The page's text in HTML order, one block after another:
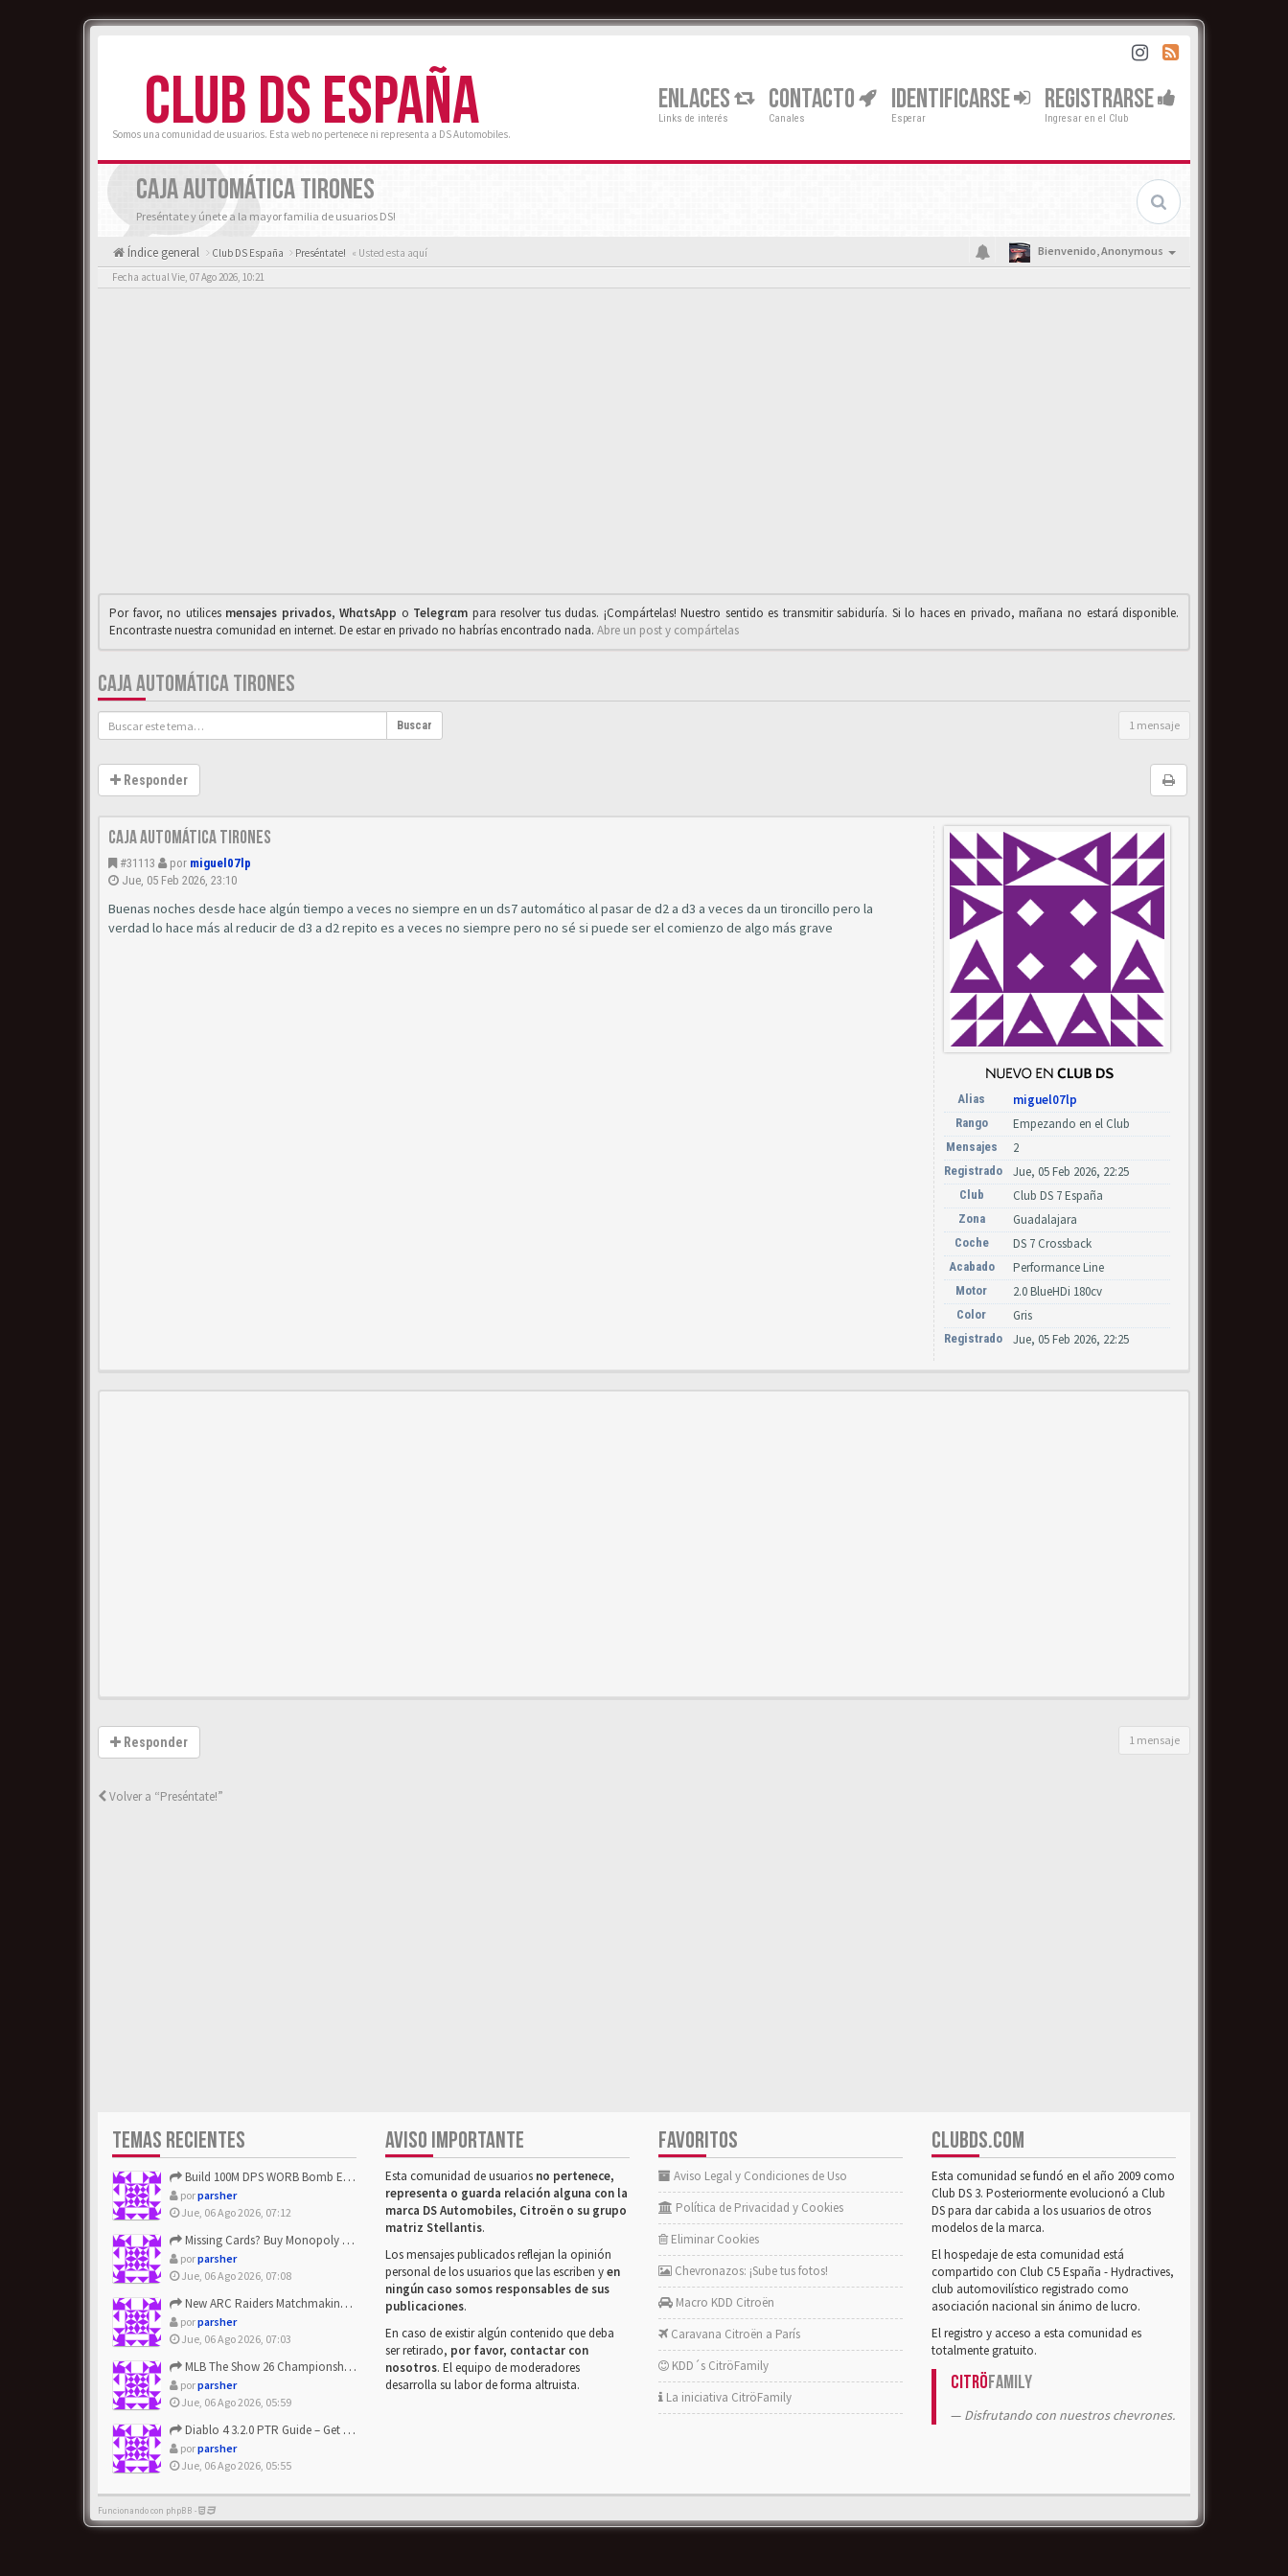
CLUB DS ESPAÑA
Somos una comunidad de usuarios. Esta web no pertenece ni representa a DS Automobiles.
ENLACES
Links de interés
CONTACTO
Canales
IDENTIFICARSE
Esperar
REGISTRARSE
Ingresar en el Club
CAJA AUTOMÁTICA TIRONES
Preséntate y únete a la mayor familia de usuarios DS!
Índice general Club DS España Preséntate! « Usted esta aquí Bienvenido,Anonymous
Fecha actual Vie, 07 Ago 2026, 10:21
Por favor, no utilices mensajes privados,WhαtsApp o Telegrαm para resolver tus dudas. ¡Compártelas! Nuestro sentido es transmitir sabiduría. Si lo haces en privado, mañana no estará disponible.
Encontraste nuestra comunidad en internet. De estar en privado no habrías encontrado nada. Abre un post y compártelas
CAJA AUTOMÁTICA TIRONES
Buscar 1 mensaje
Responder
Caja automática tirones
#31113 por miguel07lp
Jue, 05 Feb 2026, 23:10
Buenas noches desde hace algún tiempo a veces no siempre en un ds7 automático al pasar de d2 a d3 a veces da un tironcillo pero la
verdad lo hace más al reducir de d3 a d2 repito es a veces no siempre pero no sé si puede ser el comienzo de algo más grave
Alias miguel07lp
Rango Empezando en el Club
Mensajes 2
Registrado Jue, 05 Feb 2026, 22:25
Club Club DS 7 España
Zona Guadalajara
Coche DS 7 Crossback
Acabado Performance Line
Motor 2.0 BlueHDi 180cv
Color Gris
Registrado Jue, 05 Feb 2026, 22:25
Responder 1 mensaje
Volver a “Preséntate!”
TEMAS RECIENTES
Build 100M DPS WORB Bomb Elementalist Fast - Grab POE Curren...
porparsher
Jue, 06 Ago 2026, 07:12
Missing Cards? Buy Monopoly Go Happy Harvest with Looney Tun...
porparsher
Jue, 06 Ago 2026, 07:08
New ARC Raiders Matchmaking Update: Stop Failed - Grab Bluep...
porparsher
Jue, 06 Ago 2026, 07:03
MLB The Show 26 Championship Series Update! Get Cheap & ...
porparsher
Jue, 06 Ago 2026, 05:59
Diablo 4 3.2.0 PTR Guide – Get 8% Off Items Quickly to Test ...
porparsher
Jue, 06 Ago 2026, 05:55
AVISO IMPORTANTE
Esta comunidad de usuarios no pertenece,
representa o guarda relación alguna con la
marca DS Automobiles, Citroën o su grupo
matriz Stellantis.
Los mensajes publicados reflejan la opinión
personal de los usuarios que las escriben yen
ningún caso somos responsables de sus
publicaciones.
En caso de existir algún contenido que deba
ser retirado, por favor, contactar con
nosotros. El equipo de moderadores
desarrolla su labor de forma altruista.
FAVORITOS
Aviso Legal y Condiciones de Uso
Política de Privacidad y Cookies
Eliminar Cookies
Chevronazos: ¡Sube tus fotos!
Macro KDD Citroën
Caravana Citroën a París
KDD´s CitröFamily
La iniciativa CitröFamily
CLUBDS.COM
Esta comunidad se fundó en el año 2009 como
Club DS 3. Posteriormente evolucionó a Club
DS para dar cabida a los usuarios de otros
modelos de la marca.
El hospedaje de esta comunidad está
compartido con Club C5 España - Hydractives,
club automovilístico registrado como
asociación nacional sin ánimo de lucro.
El registro y acceso a esta comunidad es
totalmente gratuito.
CitröFamily
Disfrutando con nuestros chevrones.
Funcionando con phpBB -